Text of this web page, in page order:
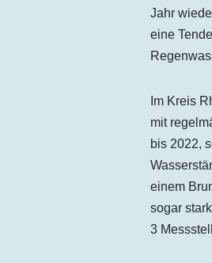
Jahr
eine
Im Kreis
mit
bis 2022,
einem
sogar
3